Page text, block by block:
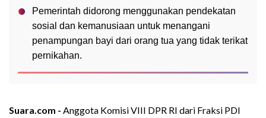
Pemerintah didorong menggunakan pendekatan
sosial dan kemanusiaan untuk menangani
penampungan bayi dari orang tua yang tidak terikat
pernikahan.
Suara.com - Anggota Komisi VIII DPR RI dari Fraksi PDI